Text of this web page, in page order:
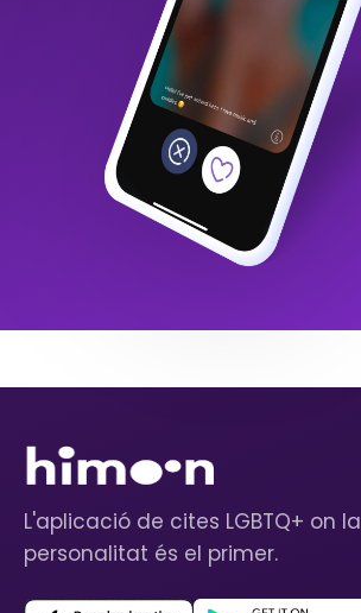
L'aplicació de cites LGBTQ+ on la
personalitat és el primer.